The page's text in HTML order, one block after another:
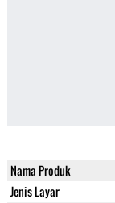
Nama Produk
Jenis Layar